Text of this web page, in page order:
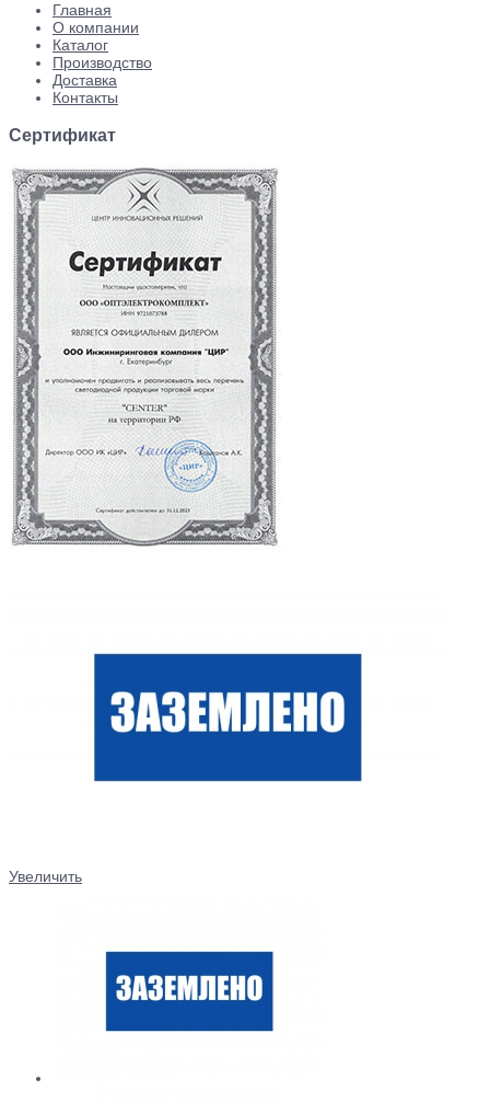
Главная
О компании
Каталог
Производство
Доставка
Контакты
Сертификат
Увеличить